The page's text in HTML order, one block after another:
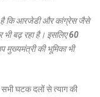
है कि आरजेडी और कांग्रेस जैसे
भी बढ़ रहा है। इसलिए 60
मुख्यमंत्री की भूमिका भी
सभी घटक दलों से त्याग की